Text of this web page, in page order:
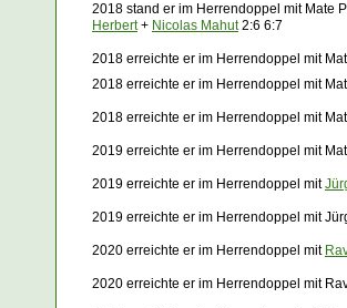
2018 stand er im Herrendoppel mit Mate
Herbert+ Nicolas Mahut2:6 6:7
2018 erreichte er im Herrendoppel mit
2018 erreichte er im Herrendoppel mit
2018 erreichte er im Herrendoppel mit
2019 erreichte er im Herrendoppel mit
2019 erreichte er im Herrendoppel mit
2019 erreichte er im Herrendoppel mit
2020 erreichte er im Herrendoppel mit
2020 erreichte er im Herrendoppel mit